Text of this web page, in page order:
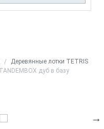
Деревянные лотки TETRIS
дуб в базу